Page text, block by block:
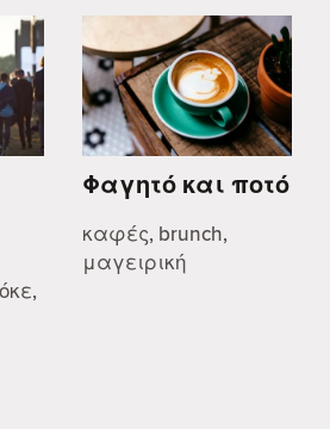
Φαγητό και ποτό
καφές, brunch,
μαγειρική